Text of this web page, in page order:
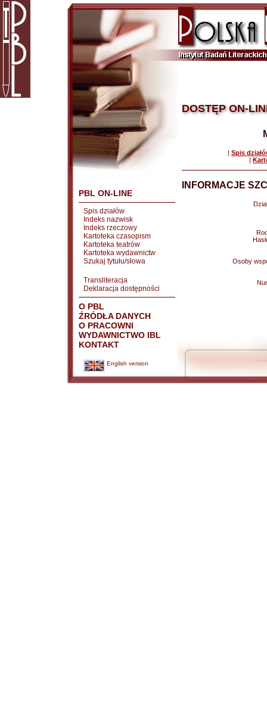
PBL ON-LINE
Spis działów
Indeks nazwisk
Indeks rzeczowy
Kartoteka czasopism
Kartoteka teatrów
Kartoteka wydawnictw
Szukaj tytułu/słowa
Transliteracja
Deklaracja dostępności
O PBL
ŹRÓDŁA DANYCH
O PRACOWNI
WYDAWNICTWO IBL
KONTAKT
English version
DOSTĘP ON-
| Spis
|
INFORMACJE
Osoby